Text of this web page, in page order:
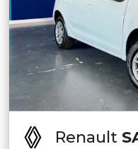
Renault